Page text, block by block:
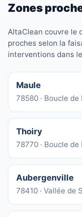
Zones
AltaClean couvre le
proches selon la
interventions dans
Maule
78580 · Boucle
Thoiry
78770 · Boucle
Aubergenville
78410 · Vallée de